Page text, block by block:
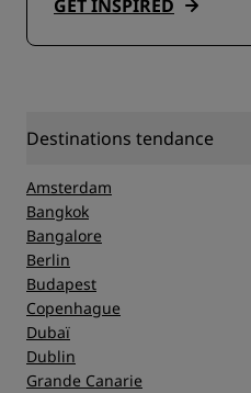
GET INSPIRED
Destinations tendance
Amsterdam
Bangkok
Bangalore
Berlin
Budapest
Copenhague
Dubaï
Dublin
Grande Canarie